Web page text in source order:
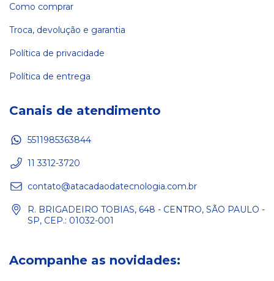
Como comprar
Troca, devolução e garantia
Política de privacidade
Política de entrega
Canais de atendimento
5511985363844
11 3312-3720
contato@atacadaodatecnologia.com.br
R. BRIGADEIRO TOBIAS, 648 - CENTRO, SÃO PAULO -
SP, CEP.: 01032-001
Acompanhe as novidades: